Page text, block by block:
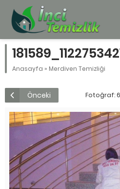
Anasayfa » Merdiven Temizliği
Önceki Fotoğraf: